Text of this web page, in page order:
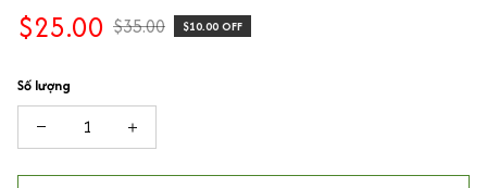
$25.00 $35.00 $10.00 OFF
Số lượng